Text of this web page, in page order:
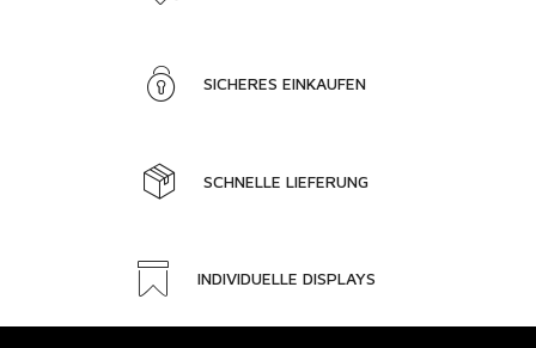
SICHERES EINKAUFEN
SCHNELLE LIEFERUNG
INDIVIDUELLE DISPLAYS